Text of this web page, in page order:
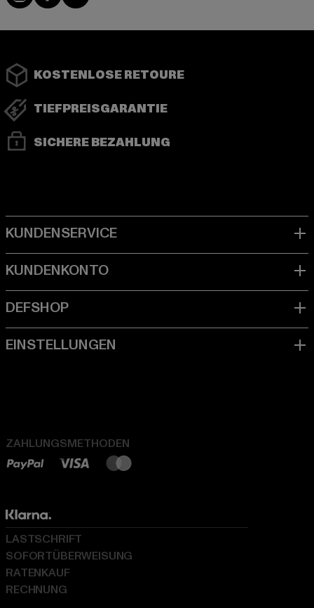
KOSTENLOSE RETOURE
TIEFPREISGARANTIE
SICHERE BEZAHLUNG
ZAHLUNGSMETHODEN
LASTSCHRIFT
SOFORTÜBERWEISUNG
RATENKAUF
RECHNUNG